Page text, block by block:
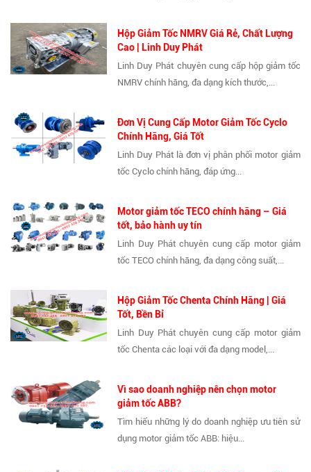
Hộp Giảm Tốc NMRV Giá Rẻ, Chất Lượng
Cao | Linh Duy Phát
Linh Duy Phát chuyên cung cấp hộp giảm tốc
NMRV chính hãng, đa dạng kích thước,...
Đơn Vị Cung Cấp Motor Giảm Tốc Cyclo
Chính Hãng, Giá Tốt
Linh Duy Phát là đơn vị phân phối motor giảm
tốc Cyclo chính hãng, đáp ứng...
Motor giảm tốc TECO chính hãng – Giá
tốt, bảo hành uy tín
Linh Duy Phát chuyên cung cấp motor giảm
tốc TECO chính hãng, đa dạng công suất,...
Hộp Giảm Tốc Chenta Chính Hãng | Giá
Tốt, Bền Bỉ
Linh Duy Phát chuyên cung cấp motor giảm
tốc Chenta các loại với đa dạng model,...
Vì sao doanh nghiệp nên chọn motor
giảm tốc ABB?
Tìm hiểu những lý do doanh nghiệp ưu tiên sử
dụng motor giảm tốc ABB: hiệu...